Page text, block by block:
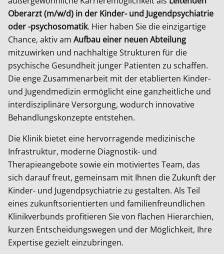
Oberarzt (m/w/d) in der Kinder- und Jugendpsychiatrie
oder -psychosomatik. Hier haben Sie die einzigartige
Chance, aktiv am Aufbau einer neuen Abteilung
mitzuwirken und nachhaltige Strukturen für die
psychische Gesundheit junger Patienten zu schaffen.
Die enge Zusammenarbeit mit der etablierten Kinder-
und Jugendmedizin ermöglicht eine ganzheitliche und
interdisziplinäre Versorgung, wodurch innovative
Behandlungskonzepte entstehen.
Die Klinik bietet eine hervorragende medizinische
Infrastruktur, moderne Diagnostik- und
Therapieangebote sowie ein motiviertes Team, das
sich darauf freut, gemeinsam mit Ihnen die Zukunft der
Kinder- und Jugendpsychiatrie zu gestalten. Als Teil
eines zukunftsorientierten und familienfreundlichen
Klinikverbunds profitieren Sie von flachen Hierarchien,
kurzen Entscheidungswegen und der Möglichkeit, Ihre
Expertise gezielt einzubringen.